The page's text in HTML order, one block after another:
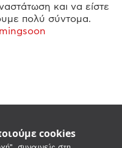
cookies
και να είστε
πολύ σύντομα.